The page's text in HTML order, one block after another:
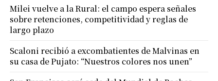
Milei vuelve a la Rural: el campo espera señales
sobre retenciones, competitividad y reglas de
largo plazo
Scaloni recibió a excombatientes de Malvinas en
su casa de Pujato: “Nuestros colores nos unen”